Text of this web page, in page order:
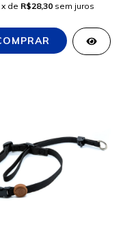
x de R$28,30 sem juros